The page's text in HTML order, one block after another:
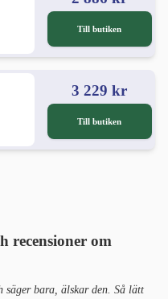
Till butiken
3 229 kr
Till butiken
recensioner om
säger bara, älskar den. Så lätt